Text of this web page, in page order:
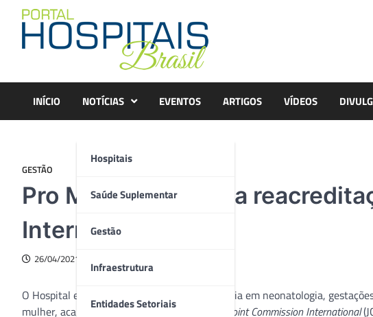
content
INÍCIO NOTÍCIAS
Hospitais
Saúde Suplementar
Gestão
Infraestrutura
Entidades Setoriais
EVENTOS ARTIGOS VÍDEOS
GESTÃO
Pro Matre conquista
International (JCI)
26/04/2021
O Hospital e Maternidade Pro Matre, referência em neonatologia,
mulher, acaba de receber a reacreditação da
Joint Commission International